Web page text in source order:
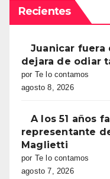
Recientes
Juanicar fuera
dejara de odiar
por Te lo contamos
agosto 8, 2026
A los 51 años
representante
Maglietti
por Te lo contamos
agosto 7, 2026